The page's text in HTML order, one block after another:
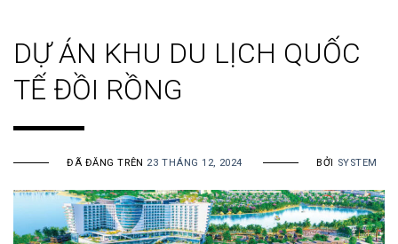
DỰ ÁN KHU DU LỊCH QUỐC
TẾ ĐỒI RỒNG
ĐÃ ĐĂNG TRÊN 23 THÁNG 12, 2024 BỞI SYSTEM